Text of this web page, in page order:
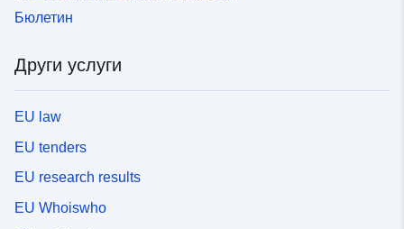
Бюлетин
Други услуги
EU law
EU tenders
EU research results
EU Whoiswho